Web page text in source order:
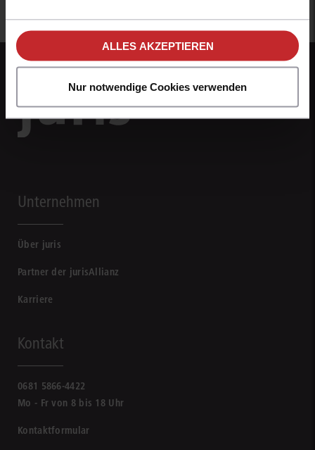
unserenHinweisen zum Datenschutz.
ALLES AKZEPTIEREN
Nur notwendige Cookies verwenden
Unternehmen
Über juris
Partner der jurisAllianz
Karriere
Kontakt
0681 5866-4422
Mo - Fr von 8 bis 18 Uhr
Kontaktformular